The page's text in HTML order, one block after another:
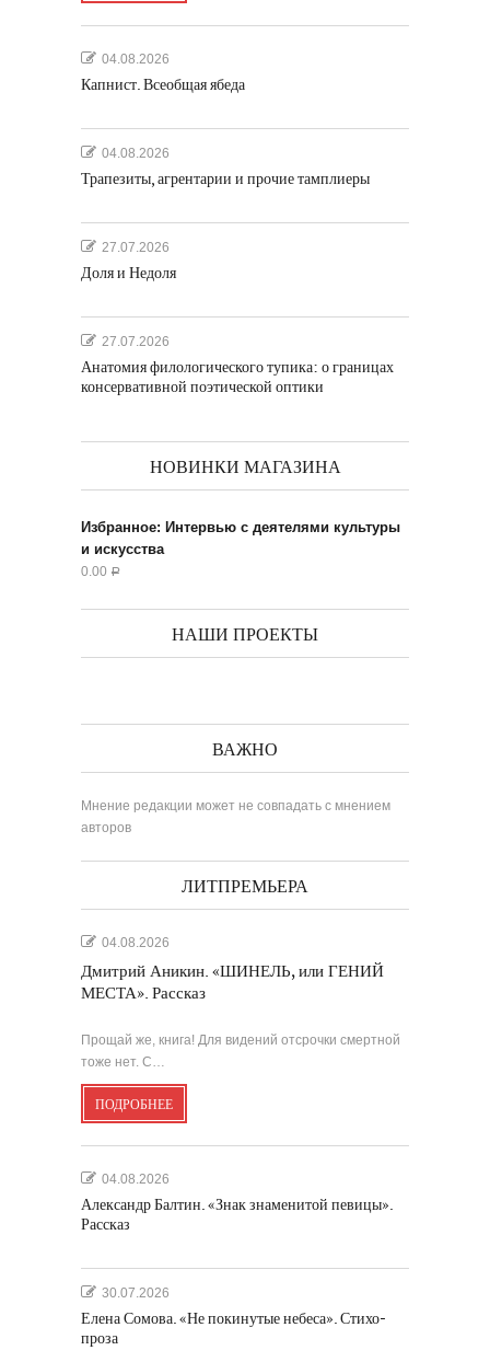
04.08.2026
Капнист. Всеобщая ябеда
04.08.2026
Трапезиты, агрентарии и прочие тамплиеры
27.07.2026
Доля и Недоля
27.07.2026
Анатомия филологического тупика: о границах
консервативной поэтической оптики
НОВИНКИ МАГАЗИНА
Избранное: Интервью с деятелями культуры
и искусства
0.00 Р
НАШИ ПРОЕКТЫ
ВАЖНО
Мнение редакции может не совпадать с мнением
авторов
ЛИТПРЕМЬЕРА
04.08.2026
Дмитрий Аникин. «ШИНЕЛЬ, или ГЕНИЙ
МЕСТА». Рассказ
Прощай же, книга! Для видений отсрочки смертной
тоже нет. С…
ПОДРОБНЕЕ
04.08.2026
Александр Балтин. «Знак знаменитой певицы».
Рассказ
30.07.2026
Елена Сомова. «Не покинутые небеса». Стихо-
проза